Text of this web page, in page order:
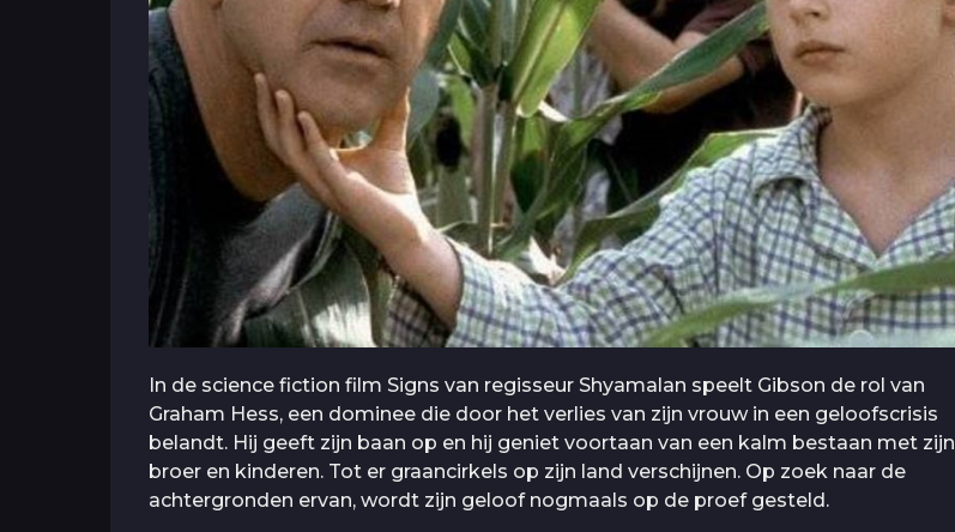
In de science fiction film Signs van regisseur Shyamalan speelt Gibson de rol van
Graham Hess, een dominee die door het verlies van zijn vrouw in een geloofscrisis
belandt. Hij geeft zijn baan op en hij geniet voortaan van een kalm bestaan met zijn
broer en kinderen. Tot er graancirkels op zijn land verschijnen. Op zoek naar de
achtergronden ervan, wordt zijn geloof nogmaals op de proef gesteld.